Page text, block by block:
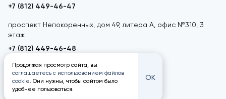
+7 (812) 449-46-47
проспект Непокоренных, дом 49, литера А, офис №310, 3
этаж
+7 (812) 449-46-48
Продолжая просмотр сайта, вы
соглашаетесь с использованием файлов
cookie. Они нужны, чтобы сайтом было
удобнее пользоваться.
ОК